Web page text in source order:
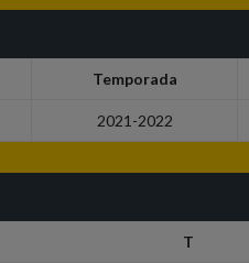
Temporada
2021-2022
T